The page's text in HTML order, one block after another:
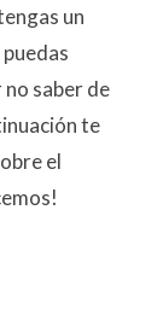
un
saber de
te
el